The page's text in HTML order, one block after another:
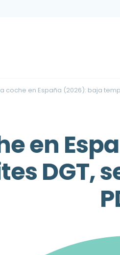
coche en España (2026): baja
en
DGT,